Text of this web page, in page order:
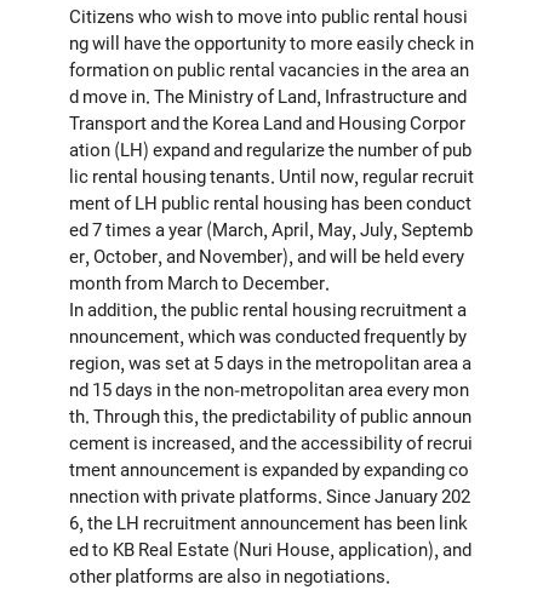
Citizens who wish to move into public rental housi
ng will have the opportunity to more easily check in
formation on public rental vacancies in the area an
d move in. The Ministry of Land, Infrastructure and
Transport and the Korea Land and Housing Corpor
ation (LH) expand and regularize the number of pub
lic rental housing tenants. Until now, regular recruit
ment of LH public rental housing has been conduct
ed 7 times a year (March, April, May, July, Septemb
er, October, and November), and will be held every
month from March to December.
In addition, the public rental housing recruitment a
nnouncement, which was conducted frequently by
region, was set at 5 days in the metropolitan area a
nd 15 days in the non-metropolitan area every mon
th. Through this, the predictability of public announ
cement is increased, and the accessibility of recrui
tment announcement is expanded by expanding co
nnection with private platforms. Since January 202
6, the LH recruitment announcement has been link
ed to KB Real Estate (Nuri House, application), and
other platforms are also in negotiations.